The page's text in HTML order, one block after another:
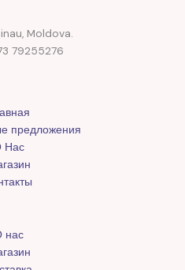
Moldova.
79255276
предложения
Нас
нас